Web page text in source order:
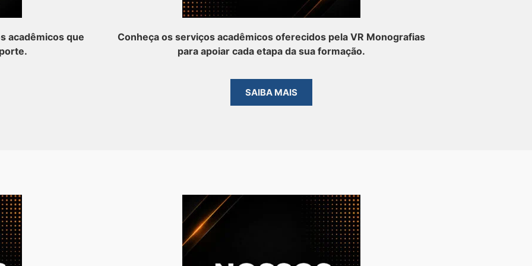
acadêmicos que
Conheça os serviços acadêmicos oferecidos pela VR Monografias
para apoiar cada etapa da sua formação.
SAIBA MAIS